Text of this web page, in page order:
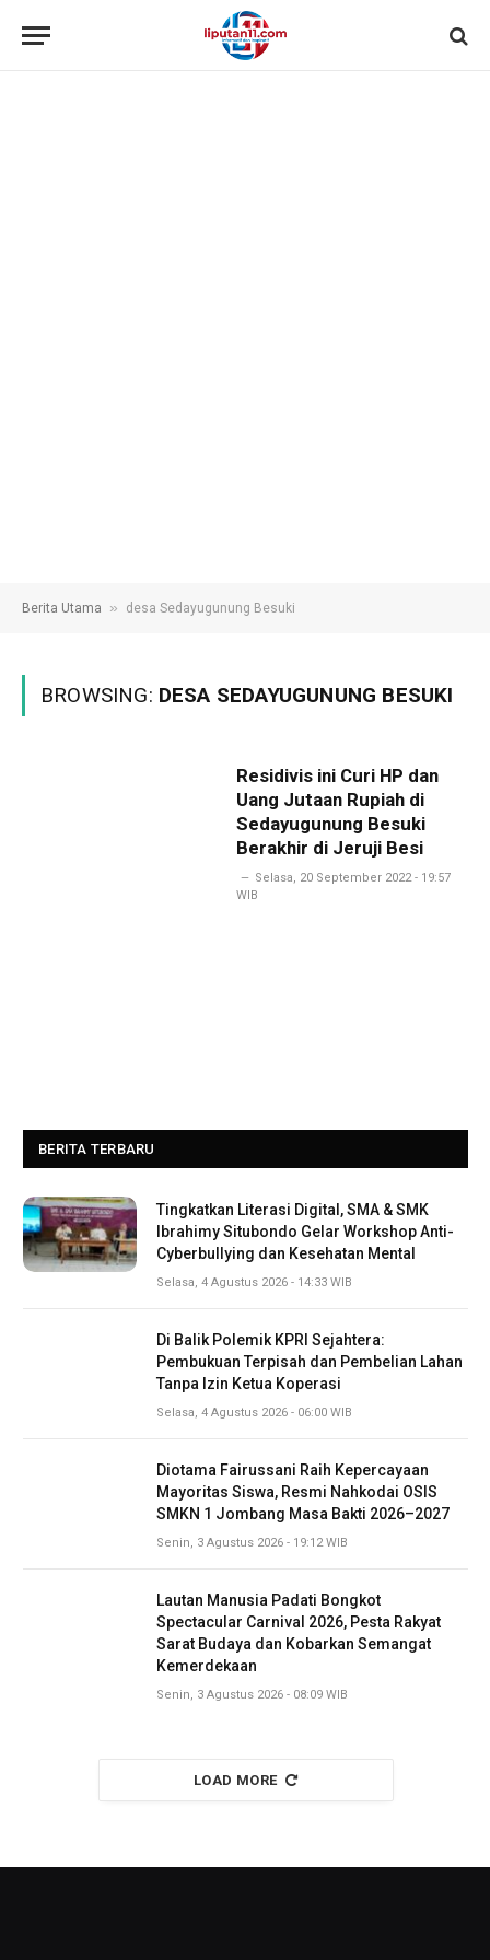
Berita Utama » desa Sedayugunung Besuki
BROWSING: DESA SEDAYUGUNUNG BESUKI
Residivis ini Curi HP dan
Uang Jutaan Rupiah di
Sedayugunung Besuki
Berakhir di Jeruji Besi
Selasa, 20 September 2022 - 19:57
WIB
BERITA TERBARU
Tingkatkan Literasi Digital, SMA & SMK
Ibrahimy Situbondo Gelar Workshop Anti-
Cyberbullying dan Kesehatan Mental
Selasa, 4 Agustus 2026 - 14:33 WIB
Di Balik Polemik KPRI Sejahtera:
Pembukuan Terpisah dan Pembelian Lahan
Tanpa Izin Ketua Koperasi
Selasa, 4 Agustus 2026 - 06:00 WIB
Diotama Fairussani Raih Kepercayaan
Mayoritas Siswa, Resmi Nahkodai OSIS
SMKN 1 Jombang Masa Bakti 2026–2027
Senin, 3 Agustus 2026 - 19:12 WIB
Lautan Manusia Padati Bongkot
Spectacular Carnival 2026, Pesta Rakyat
Sarat Budaya dan Kobarkan Semangat
Kemerdekaan
Senin, 3 Agustus 2026 - 08:09 WIB
LOAD MORE